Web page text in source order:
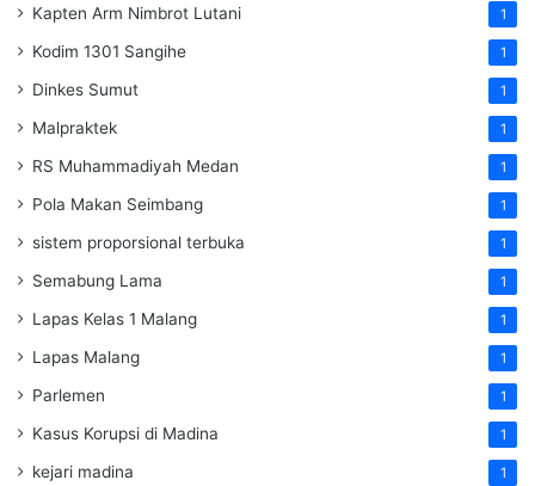
Kapten Arm Nimbrot Lutani 1
Kodim 1301 Sangihe 1
Dinkes Sumut 1
Malpraktek 1
RS Muhammadiyah Medan 1
Pola Makan Seimbang 1
sistem proporsional terbuka 1
Semabung Lama 1
Lapas Kelas 1 Malang 1
Lapas Malang 1
Parlemen 1
Kasus Korupsi di Madina 1
kejari madina 1